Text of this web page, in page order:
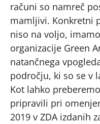
računi so namreč
mamljivi. Konkretni
niso na voljo,
organizacije Green
natančnega
področju, ki so se v
Kot lahko
pripravili pri
2019 v ZDA izdanih